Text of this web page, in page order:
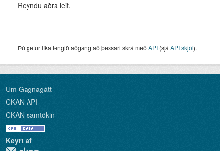
Reyndu aðra leit.
Þú getur líka fengið aðgang að þessari skrá meðAPI (sjá API skjöl).
Um Gagnagátt
CKAN API
CKAN samtökin
Keyrt af